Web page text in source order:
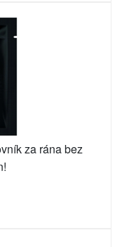
za rána bez